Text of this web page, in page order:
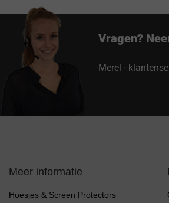
Vragen?
Merel -
Meer informatie
Hoesjes & Screen Protectors